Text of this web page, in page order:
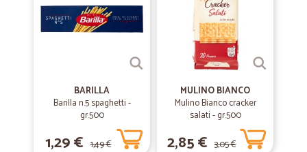
BARILLA
Barilla n.5 spaghetti -
gr.500
1,29 € 1,49 €
MULINO BIANCO
Mulino Bianco cracker
salati - gr.500
2,85 € 3,05 €